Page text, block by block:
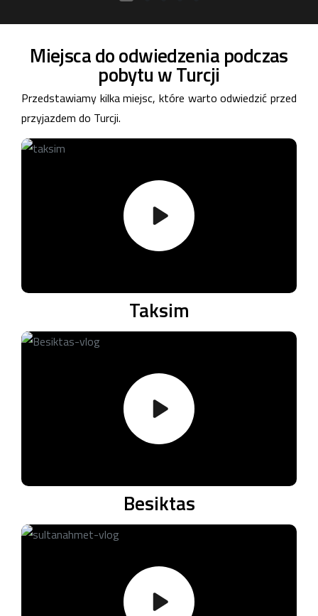
Miejsca do odwiedzenia podczas
pobytu w Turcji
Przedstawiamy kilka miejsc, które warto odwiedzić przed
przyjazdem do Turcji.
Taksim
Besiktas